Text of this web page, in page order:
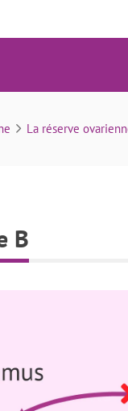
Fonctionnement
La réserve
B